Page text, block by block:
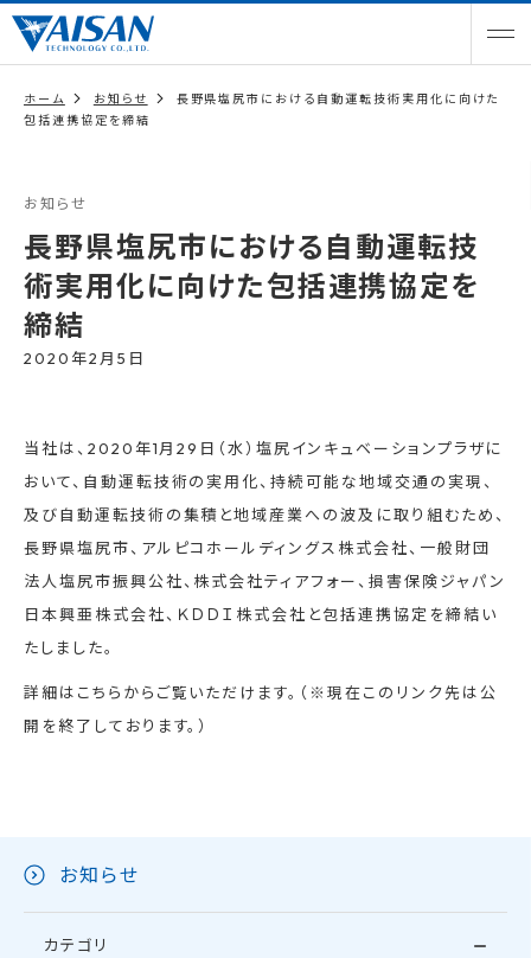
ホーム お知らせ
長野県塩尻市における自動運転技術実用化に向けた
包括連携協定を締結
お知らせ
長野県塩尻市における自動運転技
術実用化に向けた包括連携協定を
締結
2020年2月5日
当社は、2020年1月29日（水）塩尻インキュベーションプラザに
おいて、自動運転技術の実用化、持続可能な地域交通の実現、
及び自動運転技術の集積と地域産業への波及に取り組むため、
長野県塩尻市、アルピコホールディングス株式会社、一般財団
法人塩尻市振興公社、株式会社ティアフォー、損害保険ジャパン
日本興亜株式会社、ＫＤＤＩ株式会社と包括連携協定を締結い
たしました。
詳細はこちらからご覧いただけます。（※現在このリンク先は公
開を終了しております。）
お知らせ
カテゴリ